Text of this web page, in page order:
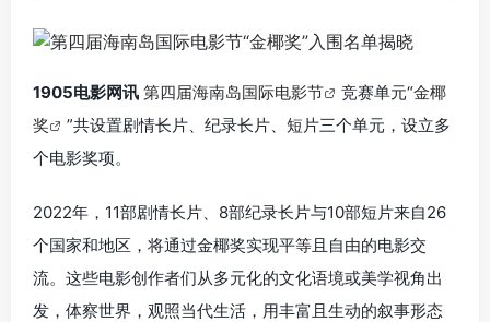
1905电影网讯 第四届海南岛国际电影节 竞赛单元“金椰
奖
”共设置剧情长片、纪录长片、短片三个单元，设立多
个电影奖项。
2022年，11部剧情长片、8部纪录长片与10部短片来自26
个国家和地区，将通过金椰奖实现平等且自由的电影交
流。这些电影创作者们从多元化的文化语境或美学视角出
发，体察世界，观照当代生活，用丰富且生动的叙事形态